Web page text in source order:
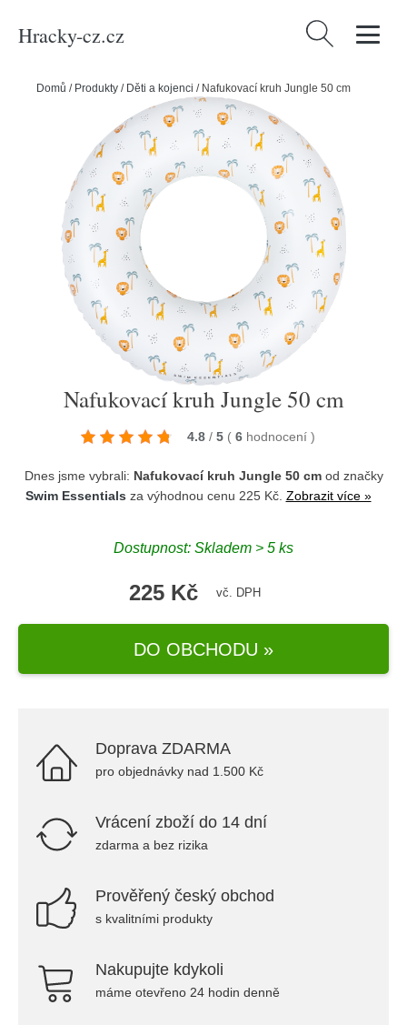
Hracky-cz.cz Vyhledávání
Domů / Produkty / Děti a kojenci / Nafukovací kruh Jungle 50 cm
Nafukovací kruh Jungle 50 cm
4.8 / 5 ( 6 hodnocení )
Dnes jsme vybrali: Nafukovací kruh Jungle 50 cmod značky
Swim Essentials za výhodnou cenu 225 Kč. Zobrazit více »
Dostupnost: Skladem > 5 ks
225 Kč vč. DPH
DO OBCHODU »
Doprava ZDARMA
pro objednávky nad 1.500 Kč
Vrácení zboží do 14 dní
zdarma a bez rizika
Prověřený český obchod
s kvalitními produkty
Nakupujte kdykoli
máme otevřeno 24 hodin denně